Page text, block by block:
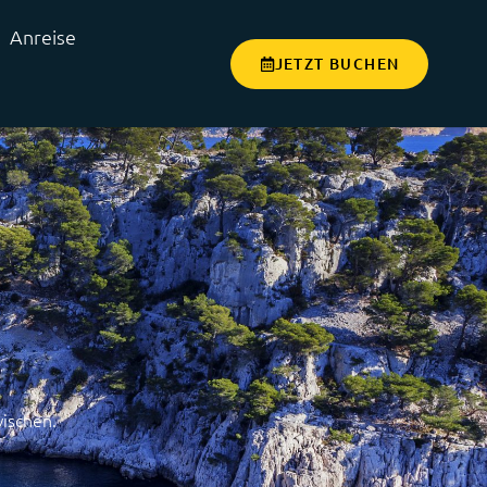
Anreise
JETZT BUCHEN